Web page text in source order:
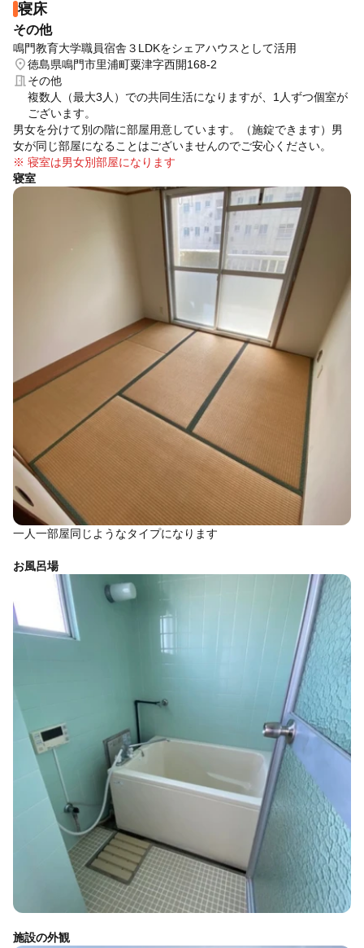
・屋内での洗い作業
→屋内でらっきょうの薄皮を水につけて洗う作業です
・作業予定日（金曜休み）
日程1：5月3～8,10～14日
日程2：5月17～22，24～29，31日，6月1日
※作業をしながらわからないことや難しいことがあれば気軽に相
談してください。
午前勤務各1名、午後勤務各1名の予定です。
寝床
その他
鳴門教育大学職員宿舎３LDKをシェアハウスとして活用
location_on徳島県鳴門市里浦町粟津字西開168-2
meeting_roomその他
複数人（最大3人）での共同生活になりますが、1人ずつ個室が
ございます。
男女を分けて別の階に部屋用意しています。（施錠できます）男
女が同じ部屋になることはございませんのでご安心ください。
※ 寝室は男女別部屋になります
寝室
一人一部屋同じようなタイプになります
お風呂場
施設の外観